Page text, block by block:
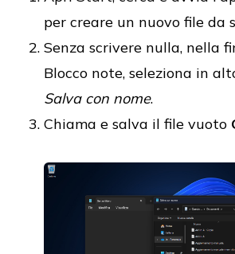
per creare un nuovo file da
Senza scrivere nulla, nella
Blocco note, seleziona in
Salva con nome.
Chiama e salva il file vuoto